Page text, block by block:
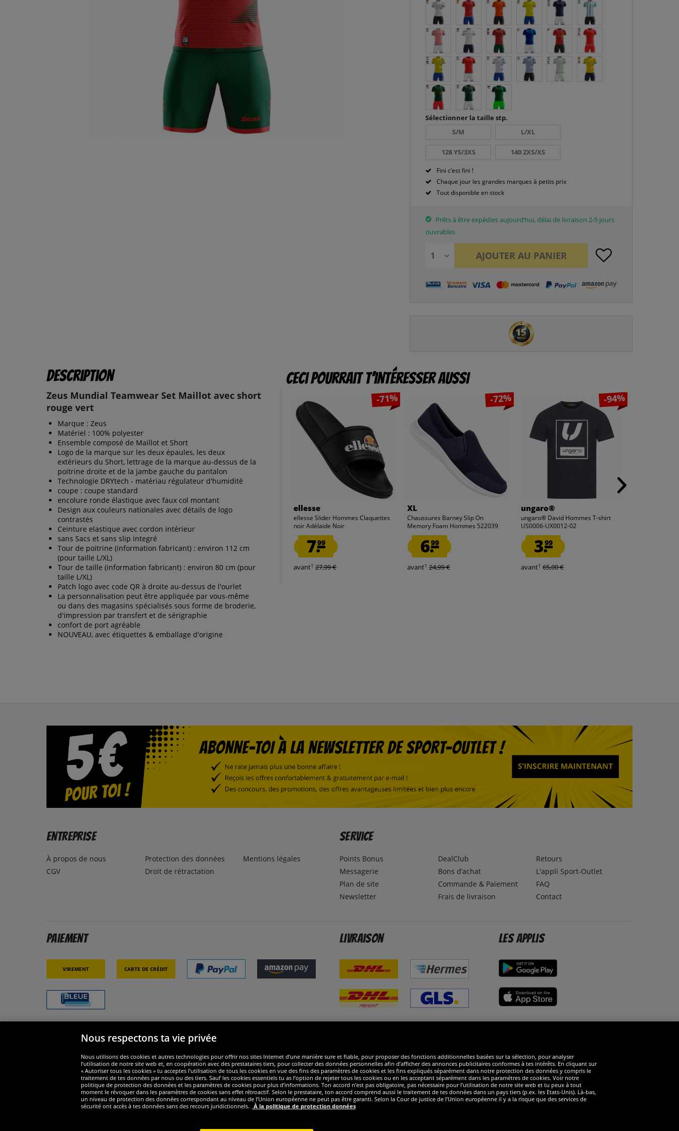
Sélectionner la taille stp.
S/M
L/XL
128 YS/3XS 140 2XS/XS
Fini c’est fini !
Chaque jour les grandes marques à petits prix
Tout disponible en stock
Prêts à être expédies aujourd’hui, délai de livraison 2-5 jours
ouvrables
AJOUTER AU PANIER
Description
Zeus Mundial Teamwear Set Maillot avec short
rouge vert
Marque : Zeus
Matériel : 100% polyester
Ensemble composé de Maillot et Short
Logo de la marque sur les deux épaules, les deux
extérieurs du Short, lettrage de la marque au-dessus de la
poitrine droite et de la jambe gauche du pantalon
Technologie DRYtech - matériau régulateur d'humidité
coupe : coupe standard
encolure ronde élastique avec faux col montant
Design aux couleurs nationales avec détails de logo
contrastés
Ceinture elastique avec cordon intérieur
sans Sacs et sans slip integré
Tour de poitrine (information fabricant) : environ 112 cm
(pour taille L/XL)
Tour de taille (information fabricant) : environ 80 cm (pour
taille L/XL)
Patch logo avec code QR à droite au-dessus de l'ourlet
La personnalisation peut être appliquée par vous-même
ou dans des magasins spécialisés sous forme de broderie,
d'impression par transfert et de sérigraphie
confort de port agréable
NOUVEAU, avec étiquettes & emballage d'origine
Ceci pourrait t’intéresser aussi
-71%
ellesse
ellesse Slider Hommes Claquettes
noir Adélaïde Noir
7.99
avant1 27,99 €
-72%
XL
Chaussures Barney Slip On
Memory Foam Hommes 522039
6.99
avant1 24,99 €
-94%
ungaro®
ungaro® David Hommes T-shirt
US0006-UX0012-02
3.99
avant1 65,00 €
Entreprise
À propos de nous
CGV
Protection des données
Droit de rétractation
Mentions légales
Service
Points Bonus
Messagerie
Plan de site
Newsletter
DealClub
Bons d’achat
Commande & Paiement
Frais de livraison
Retours
L'appli Sport-Outlet
FAQ
Contact
Paiement
Virement Carte de crédit
Livraison Les applis
Widerruf
Nous respectons ta vie privée
Nous utilisons des cookies et autres technologies pour offrir nos sites Internet d’une manière sure et fiable, pour proposer des fonctions additionnelles basées sur ta sélection, pour analyser
l’utilisation de notre site web et, en coopération avec des prestataires tiers, pour collecter des données personnelles afin d’afficher des annonces publicitaires conformes à tes intérêts. En cliquant sur
« Autoriser tous les cookies » tu acceptes l’utilisation de tous les cookies en vue des fins des paramètres de cookies et les fins expliqués séparément dans notre protection des données y compris le
traitement de tes données par nous ou des tiers. Sauf les cookies essentiels tu as l’option de rejeter tous les cookies ou en les acceptant séparément dans les paramètres de cookies. Voir notre
politique de protection des données et les paramètres de cookies pour plus d’informations. Ton accord n’est pas obligatoire, pas nécessaire pour l’utilisation de notre site web et tu peux à tout
moment le révoquer dans les paramètres de cookies sans effet rétroactif. Selon le prestataire, ton accord comprend aussi le traitement de tes données dans un pays tiers (p.ex. les Etats-Unis). Là-bas,
un niveau de protection des données correspondant au niveau de l’Union européenne ne peut pas être garanti. Selon la Cour de justice de l’Union européenne il y a la risque que des services de
sécurité ont accès à tes données sans des recours juridictionnels. À la politique de protection données